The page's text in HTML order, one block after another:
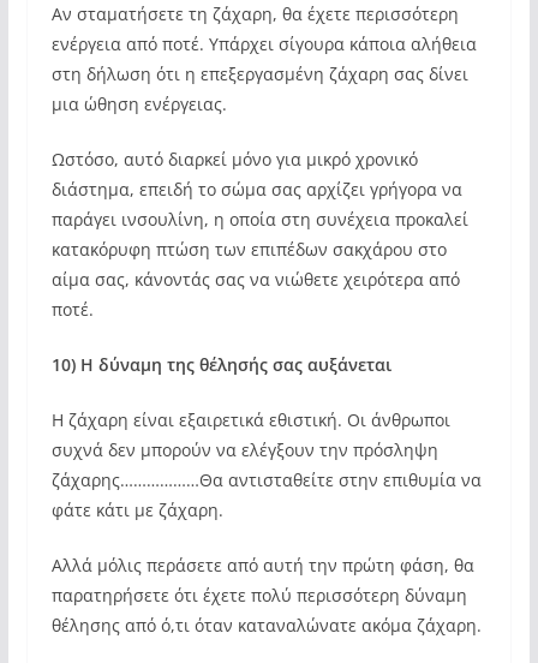
Αν σταματήσετε τη ζάχαρη, θα έχετε περισσότερη
ενέργεια από ποτέ. Υπάρχει σίγουρα κάποια αλήθεια
στη δήλωση ότι η επεξεργασμένη ζάχαρη σας δίνει
μια ώθηση ενέργειας.
Ωστόσο, αυτό διαρκεί μόνο για μικρό χρονικό
διάστημα, επειδή το σώμα σας αρχίζει γρήγορα να
παράγει ινσουλίνη, η οποία στη συνέχεια προκαλεί
κατακόρυφη πτώση των επιπέδων σακχάρου στο
αίμα σας, κάνοντάς σας να νιώθετε χειρότερα από
ποτέ.
10) Η δύναμη της θέλησής σας αυξάνεται
Η ζάχαρη είναι εξαιρετικά εθιστική. Οι άνθρωποι
συχνά δεν μπορούν να ελέγξουν την πρόσληψη
ζάχαρης………………Θα αντισταθείτε στην επιθυμία να
φάτε κάτι με ζάχαρη.
Αλλά μόλις περάσετε από αυτή την πρώτη φάση, θα
παρατηρήσετε ότι έχετε πολύ περισσότερη δύναμη
θέλησης από ό,τι όταν καταναλώνατε ακόμα ζάχαρη.